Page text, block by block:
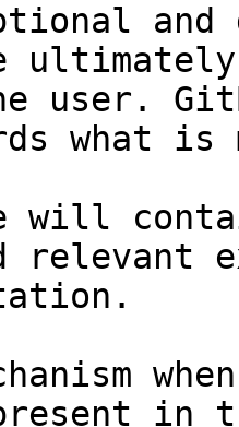
and
user.
what
will
relevant
in